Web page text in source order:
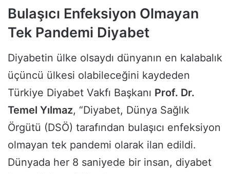
Bulaşıcı Enfeksiyon Olmayan
Tek Pandemi Diyabet
Diyabetin ülke olsaydı dünyanın en kalabalık
üçüncü ülkesi olabileceğini kaydeden
Türkiye Diyabet Vakfı Başkanı Prof. Dr.
Temel Yılmaz, “Diyabet, Dünya Sağlık
Örgütü (DSÖ) tarafından bulaşıcı enfeksiyon
olmayan tek pandemi olarak ilan edildi.
Dünyada her 8 saniyede bir insan, diyabet